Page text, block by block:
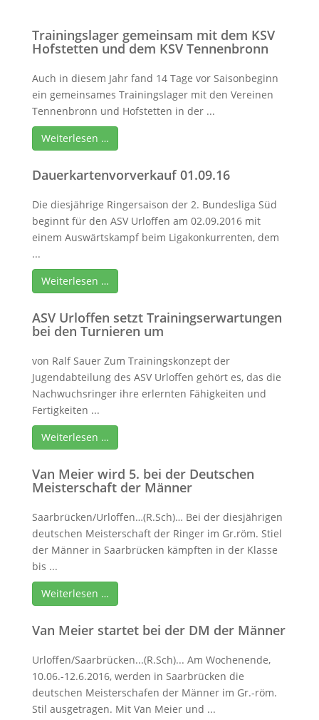
Trainingslager gemeinsam mit dem KSV
Hofstetten und dem KSV Tennenbronn
Auch in diesem Jahr fand 14 Tage vor Saisonbeginn
ein gemeinsames Trainingslager mit den Vereinen
Tennenbronn und Hofstetten in der ...
Weiterlesen …
Dauerkartenvorverkauf 01.09.16
Die diesjährige Ringersaison der 2. Bundesliga Süd
beginnt für den ASV Urloffen am 02.09.2016 mit
einem Auswärtskampf beim Ligakonkurrenten, dem
...
Weiterlesen …
ASV Urloffen setzt Trainingserwartungen
bei den Turnieren um
von Ralf Sauer Zum Trainingskonzept der
Jugendabteilung des ASV Urloffen gehört es, das die
Nachwuchsringer ihre erlernten Fähigkeiten und
Fertigkeiten ...
Weiterlesen …
Van Meier wird 5. bei der Deutschen
Meisterschaft der Männer
Saarbrücken/Urloffen…(R.Sch)… Bei der diesjährigen
deutschen Meisterschaft der Ringer im Gr.röm. Stiel
der Männer in Saarbrücken kämpften in der Klasse
bis ...
Weiterlesen …
Van Meier startet bei der DM der Männer
Urloffen/Saarbrücken...(R.Sch)... Am Wochenende,
10.06.-12.6.2016, werden in Saarbrücken die
deutschen Meisterschafen der Männer im Gr.-röm.
Stil ausgetragen. Mit Van Meier und ...